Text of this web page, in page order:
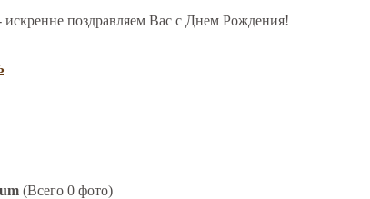
поздравляем Вас с Днем Рождения!
(Всего 0 фото)